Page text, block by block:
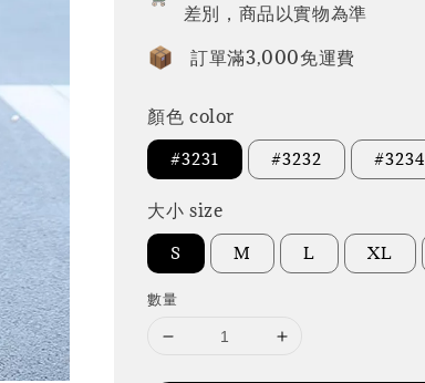
差別，商品以實物為準
訂單滿3,000免運費
顏色 color
#3231 #3232 #3234
大小 size
S M L XL
數量